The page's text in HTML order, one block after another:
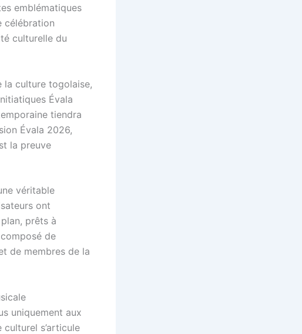
emblématiques
célébration
culturelle du
la culture togolaise,
Évala
tiendra
Évala 2026,
la preuve
véritable
ont
prêts à
de
de membres de la
uniquement aux
s’articule